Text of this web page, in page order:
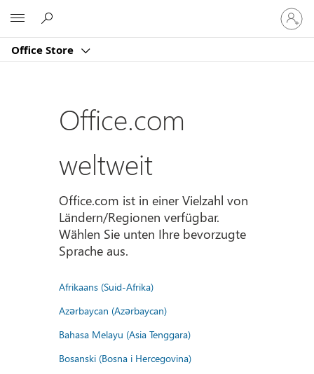
Office Store
Bei
Ihrem
Konto
Office.com
weltweit
Office.com ist in einer Vielzahl von
Ländern/Regionen verfügbar.
Wählen Sie unten Ihre bevorzugte
Sprache aus.
Afrikaans (Suid-Afrika)
Azərbaycan (Azərbaycan)
Bahasa Melayu (Asia Tenggara)
Bosanski (Bosna i Hercegovina)